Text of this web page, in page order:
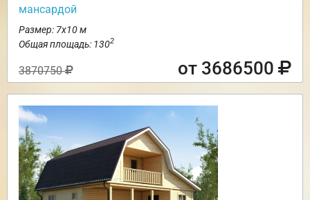
мансардой
Размер: 7х10 м
Общая площадь: 1302
3870750 от 3686500